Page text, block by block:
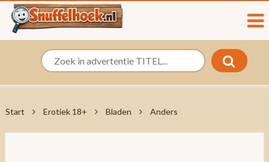
Start Erotiek 18+ Bladen Anders